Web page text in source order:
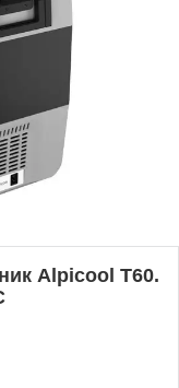
Alpicool T60.